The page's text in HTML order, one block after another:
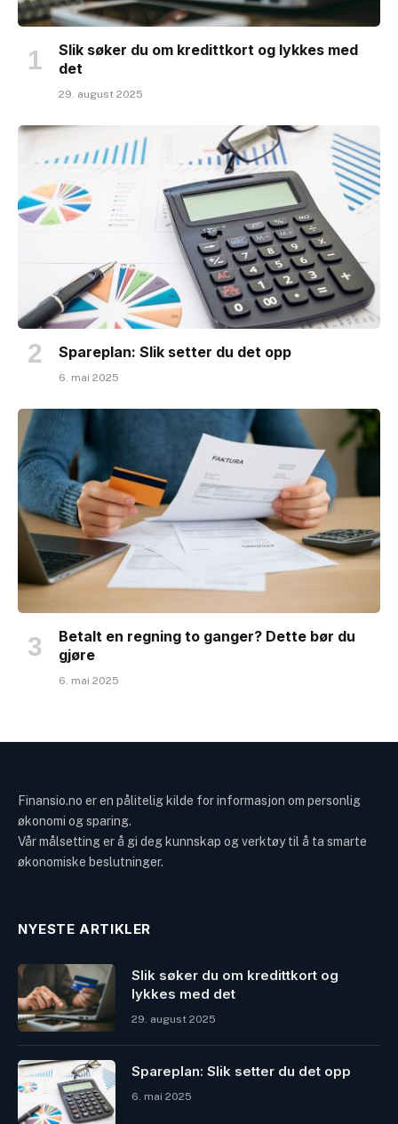
Slik søker du om kredittkort og lykkes med
det
29. august 2025
Spareplan: Slik setter du det opp
6. mai 2025
Betalt en regning to ganger? Dette bør du
gjøre
6. mai 2025
Finansio.no er en pålitelig kilde for informasjon om personlig
økonomi og sparing.
Vår målsetting er å gi deg kunnskap og verktøy til å ta smarte
økonomiske beslutninger.
NYESTE ARTIKLER
Slik søker du om kredittkort og
lykkes med det
29. august 2025
Spareplan: Slik setter du det opp
6. mai 2025